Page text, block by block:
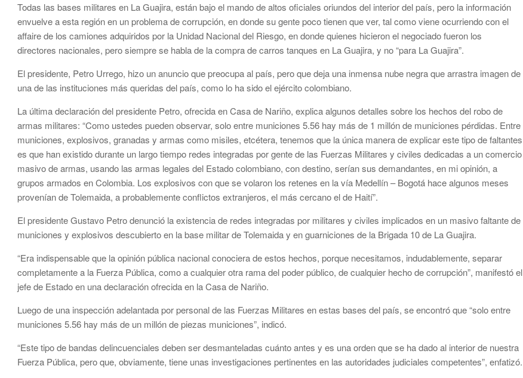
Todas las bases militares en La Guajira, están bajo el mando de altos oficiales oriundos del interior del país, pero la información
envuelve a esta región en un problema de corrupción, en donde su gente poco tienen que ver, tal como viene ocurriendo con el
affaire de los camiones adquiridos por la Unidad Nacional del Riesgo, en donde quienes hicieron el negociado fueron los
directores nacionales, pero siempre se habla de la compra de carros tanques en La Guajira, y no “para La Guajira”.
El presidente, Petro Urrego, hizo un anuncio que preocupa al país, pero que deja una inmensa nube negra que arrastra imagen de
una de las instituciones más queridas del país, como lo ha sido el ejército colombiano.
La última declaración del presidente Petro, ofrecida en Casa de Nariño, explica algunos detalles sobre los hechos del robo de
armas militares: “Como ustedes pueden observar, solo entre municiones 5.56 hay más de 1 millón de municiones pérdidas. Entre
municiones, explosivos, granadas y armas como misiles, etcétera, tenemos que la única manera de explicar este tipo de faltantes
es que han existido durante un largo tiempo redes integradas por gente de las Fuerzas Militares y civiles dedicadas a un comercio
masivo de armas, usando las armas legales del Estado colombiano, con destino, serían sus demandantes, en mi opinión, a
grupos armados en Colombia. Los explosivos con que se volaron los retenes en la vía Medellín – Bogotá hace algunos meses
provenían de Tolemaida, a probablemente conflictos extranjeros, el más cercano el de Haití”.
El presidente Gustavo Petro denunció la existencia de redes integradas por militares y civiles implicados en un masivo faltante de
municiones y explosivos descubierto en la base militar de Tolemaida y en guarniciones de la Brigada 10 de La Guajira.
“Era indispensable que la opinión pública nacional conociera de estos hechos, porque necesitamos, indudablemente, separar
completamente a la Fuerza Pública, como a cualquier otra rama del poder público, de cualquier hecho de corrupción”, manifestó el
jefe de Estado en una declaración ofrecida en la Casa de Nariño.
Luego de una inspección adelantada por personal de las Fuerzas Militares en estas bases del país, se encontró que “solo entre
municiones 5.56 hay más de un millón de piezas municiones”, indicó.
“Este tipo de bandas delincuenciales deben ser desmanteladas cuánto antes y es una orden que se ha dado al interior de nuestra
Fuerza Pública, pero que, obviamente, tiene unas investigaciones pertinentes en las autoridades judiciales competentes”, enfatizó.